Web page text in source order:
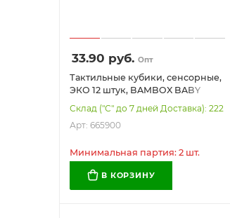
33.90 руб. Опт
Тактильные кубики, сенсорные,
ЭКО 12 штук, BAMBOX BABY
(БАМБОКС БЭБИ), 665900
Склад ("С" до 7 дней Доставка): 222
Арт: 665900
Минимальная партия: 2 шт.
В КОРЗИНУ